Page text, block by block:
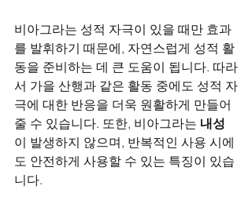
비아그라는 성적 자극이 있을 때만 효과
를 발휘하기 때문에, 자연스럽게 성적 활
동을 준비하는 데 큰 도움이 됩니다. 따라
서 가을 산행과 같은 활동 중에도 성적 자
극에 대한 반응을 더욱 원활하게 만들어
줄 수 있습니다. 또한, 비아그라는 내성
이 발생하지 않으며, 반복적인 사용 시에
도 안전하게 사용할 수 있는 특징이 있습
니다.